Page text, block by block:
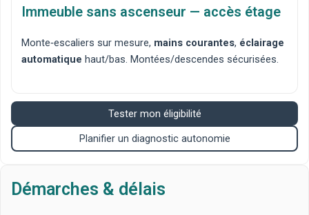
Immeuble sans ascenseur — accès étage
Monte‑escaliers sur mesure, mains courantes, éclairage
automatique haut/bas. Montées/descendes sécurisées.
Tester mon éligibilité
Planifier un diagnostic autonomie
Démarches & délais